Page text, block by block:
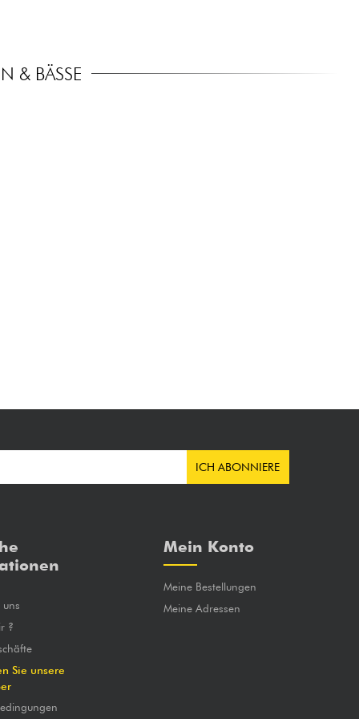
& BÄSSE
ICH ABONNIERE
?
Sie unsere
Mein Konto
Meine Bestellungen
Meine Adressen